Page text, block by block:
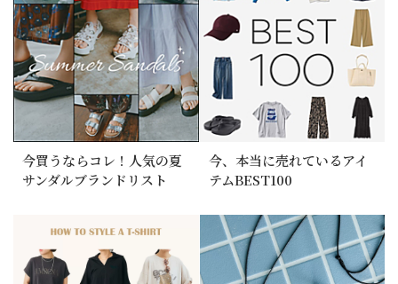
今買うならコレ！人気の夏
サンダルブランドリスト
今、本当に売れているアイ
テムBEST100